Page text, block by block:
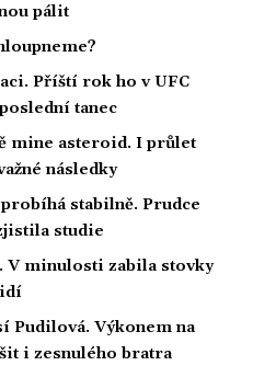
pálit
Příští rok ho v UFC
tanec
mine asteroid. I průlet
následky
stabilně. Prudce
studie
V minulosti zabila stovky
Pudilová. Výkonem na
i zesnulého bratra